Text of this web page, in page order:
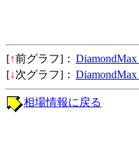
[↑前グラフ]：
[↓次グラフ]：
相場情報に戻る